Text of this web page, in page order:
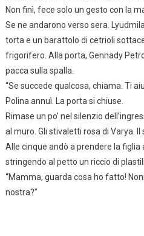
Non finì, fece solo un gesto con la
Se ne andarono verso sera.
torta e un barattolo di cetrioli
frigorifero. Alla porta, Gennady
pacca sulla spalla.
“Se succede qualcosa, chiama. Ti
Polina annuì. La porta si chiuse.
Rimase un po’ nel silenzio
al muro. Gli stivaletti rosa di Varya. Il
Alle cinque andò a prendere la figlia
stringendo al petto un riccio di
“Mamma, guarda cosa ho fatto!
nostra?”